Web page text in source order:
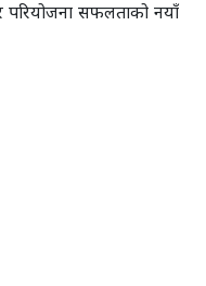
परियोजना सफलताको नयाँ